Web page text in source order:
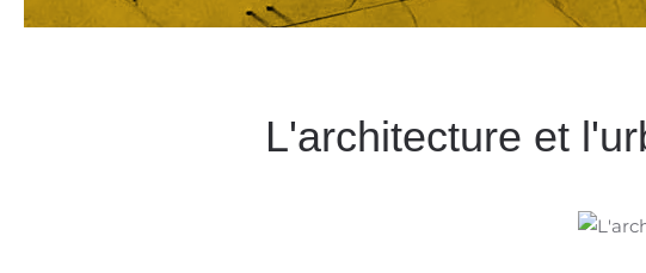
L'architecture et